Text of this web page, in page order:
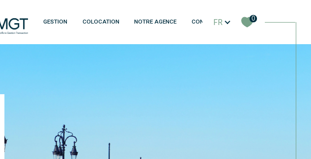
GESTION COLOCATION NOTRE AGENCE CONTACTLangue
FR 0